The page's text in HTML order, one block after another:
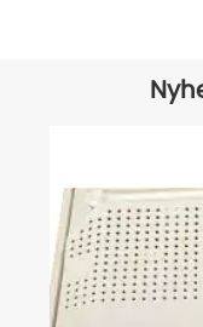
Hvad er en
Se mere >>